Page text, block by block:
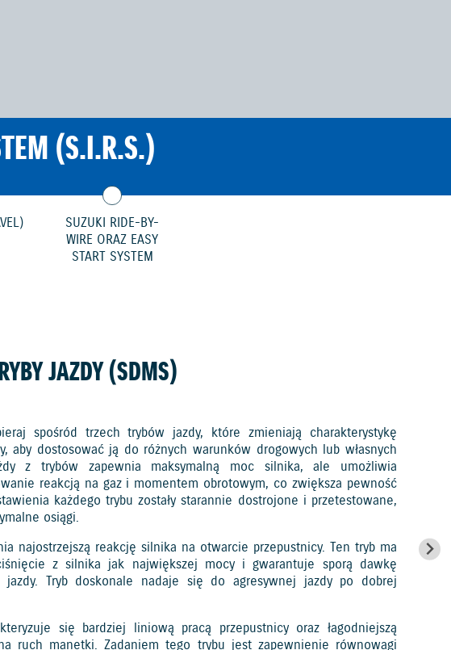
(S.I.R.S.)
SUZUKI RIDE-BY-
WIRE ORAZ EASY
START SYSTEM
JAZDY (SDMS)
spośród trzech trybów jazdy, które zmieniają charakterystykę
aby dostosować ją do różnych warunków drogowych lub własnych
z trybów zapewnia maksymalną moc silnika, ale umożliwia
reakcją na gaz i momentem obrotowym, co zwiększa pewność
każdego trybu zostały starannie dostrojone i przetestowane,
osiągi.
najostrzejszą reakcję silnika na otwarcie przepustnicy. Ten tryb ma
z silnika jak największej mocy i gwarantuje sporą dawkę
jazdy. Tryb doskonale nadaje się do agresywnej jazdy po dobrej
się bardziej liniową pracą przepustnicy oraz łagodniejszą
ruch manetki. Zadaniem tego trybu jest zapewnienie równowagi